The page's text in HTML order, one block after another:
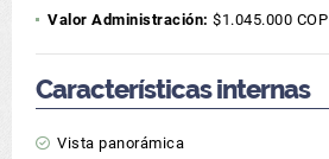
Valor Administración: $1.045.000 COP
Características internas
Vista panorámica